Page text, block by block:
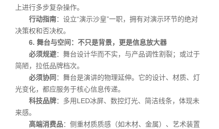
上进行多步复杂操作。
行动指南：设立“演示沙皇”一职，拥有对演示环节的绝对
决策权和否决权。
6. 舞台与空间：不只是背景，更是信息放大器
必须规避：舞台设计华而不实，与产品调性割裂；或过于
简陋，拉低品牌档次。
必须协同 ：舞台是演讲的物理延伸。它的设计、材质、灯
光变化，都应服务于核心信息传递。
科技品牌：多用LED冰屏、数控灯光、简洁线条，体现未
来感。
高端消费品：侧重材质质感（如木材、金属）、艺术装置